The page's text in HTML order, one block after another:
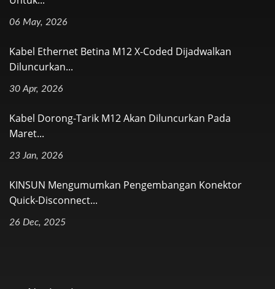
06 May, 2026
Kabel Ethernet Betina M12 X-Coded Dijadwalkan
Diluncurkan...
30 Apr, 2026
Kabel Dorong-Tarik M12 Akan Diluncurkan Pada
Maret...
23 Jan, 2026
KINSUN Mengumumkan Pengembangan Konektor
Quick-Disconnect...
26 Dec, 2025